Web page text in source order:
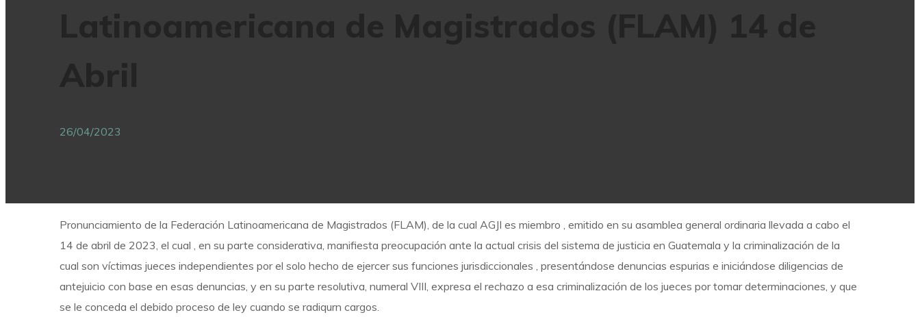
26/04/2023
Pronunciamiento de la Federación Latinoamericana de Magistrados (FLAM), de la cual AGJI es miembro , emitido en su asamblea general ordinaria llevada a cabo el
14 de abril de 2023, el cual , en su parte considerativa, manifiesta preocupación ante la actual crisis del sistema de justicia en Guatemala y la criminalización de la
cual son víctimas jueces independientes por el solo hecho de ejercer sus funciones jurisdiccionales , presentándose denuncias espurias e iniciándose diligencias de
antejuicio con base en esas denuncias, y en su parte resolutiva, numeral VIII, expresa el rechazo a esa criminalización de los jueces por tomar determinaciones, y que
se le conceda el debido proceso de ley cuando se radiqurn cargos.